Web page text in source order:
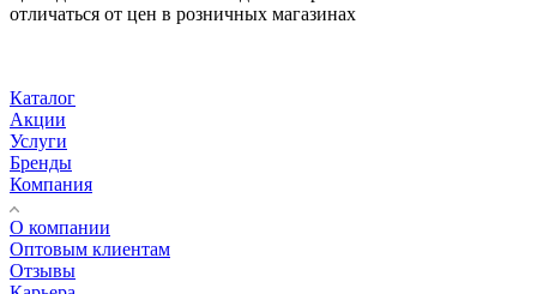
отличаться от цен в розничных магазинах
Каталог
Акции
Услуги
Бренды
Компания
О компании
Оптовым клиентам
Отзывы